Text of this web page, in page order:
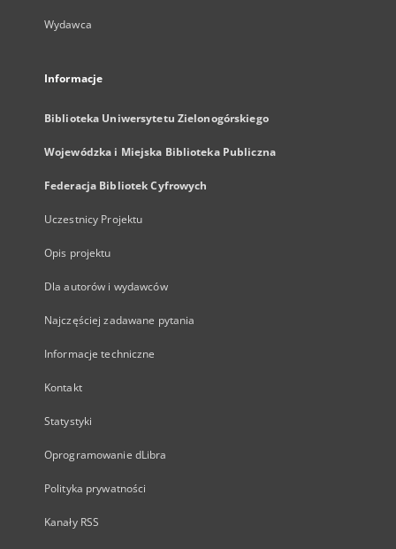
Wydawca
Informacje
Biblioteka Uniwersytetu Zielonogórskiego
Wojewódzka i Miejska Biblioteka Publiczna
Federacja Bibliotek Cyfrowych
Uczestnicy Projektu
Opis projektu
Dla autorów i wydawców
Najczęściej zadawane pytania
Informacje techniczne
Kontakt
Statystyki
Oprogramowanie dLibra
Polityka prywatności
Kanały RSS